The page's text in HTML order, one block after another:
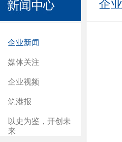
企业新闻
媒体关注
企业视频
筑港报
以史为鉴，开创未
来
企